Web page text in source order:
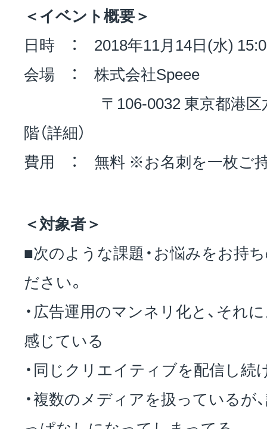
＜イベント概要＞
日時 ： 2018年11月14日(水)
会場 ： 株式会社Speee
〒106-0032 東京都港区六
階（詳細）
費用 ： 無料 ※お名刺を一枚ご
＜対象者＞
■次のような課題・お悩みをお持
ださい。
・広告運用のマンネリ化と、それ
感じている
・同じクリエイティブを配信し
・複数のメディアを扱っているが